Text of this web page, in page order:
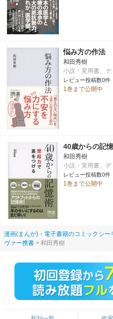
悩み方の作法
和田秀樹
小説・実用書、
レビュー投稿数0件
1巻まで公開中
40歳からの記
和田秀樹
小説・実用書、
レビュー投稿数0件
1巻まで公開中
漫画(まんが)・電子書籍のコミックシー
ヴァー携書
和田秀樹